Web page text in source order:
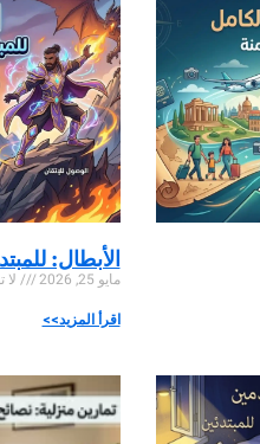
الأبطال:
مايو 25, 2026
لا
اقرأ المزيد>>